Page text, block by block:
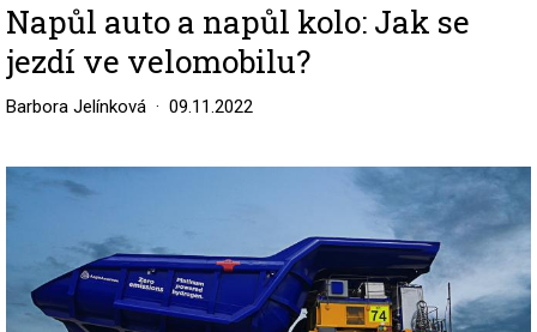
Napůl auto a napůl kolo: Jak se
jezdí ve velomobilu?
Barbora Jelínková 09.11.2022